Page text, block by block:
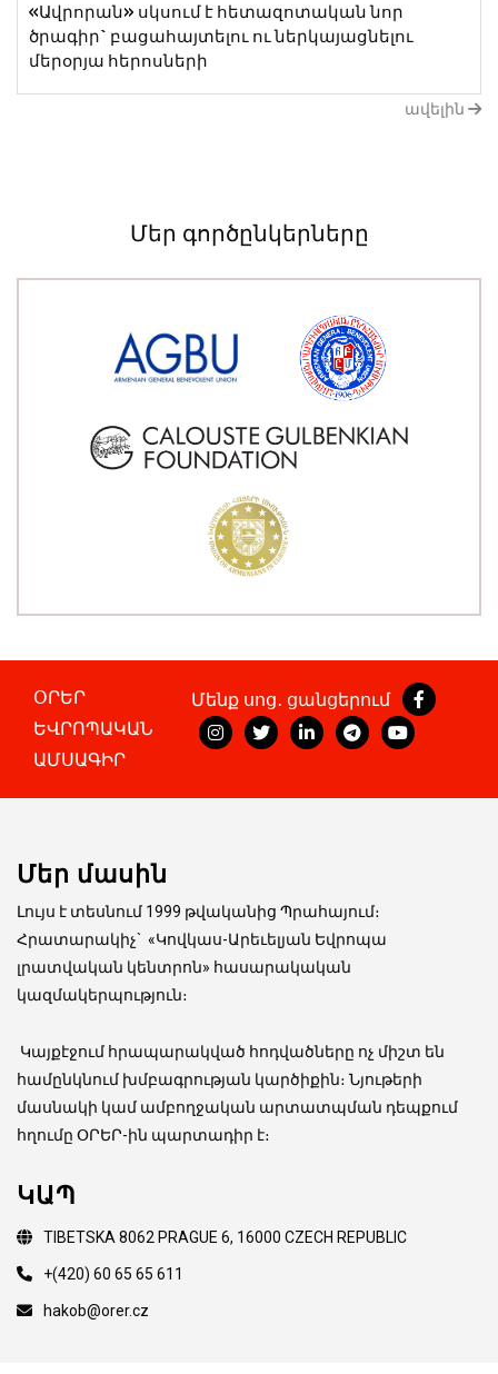
«Ավրորան» սկսում է հետազոտական նոր ​​
ծրագիր` բացահայտելու ու ներկայացնելու
մերօրյա հերոսների
ավելին
Մեր գործընկերները
ՕՐԵՐ
ԵՎՐՈՊԱԿԱՆ
ԱՄՍԱԳԻՐ
Մենք սոց․ ցանցերում
Մեր մասին
Լույս է տեսնում 1999 թվականից Պրահայում։
Հրատարակիչ` «Կովկաս-Արեւելյան Եվրոպա
լրատվական կենտրոն» հասարակական
կազմակերպություն։
Կայքէջում հրապարակված հոդվածները ոչ միշտ են
համընկնում խմբագրության կարծիքին։ Նյութերի
մասնակի կամ ամբողջական արտատպման դեպքում
հղումը ՕՐԵՐ-ին պարտադիր է։
ԿԱՊ
TIBETSKA 8062 PRAGUE 6, 16000 CZECH REPUBLIC
+(420) 60 65 65 611
hakob@orer.cz